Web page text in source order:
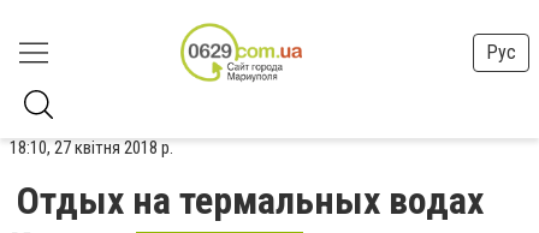
Рус
18:10, 27 квітня 2018 р.
Отдых на термальных водах